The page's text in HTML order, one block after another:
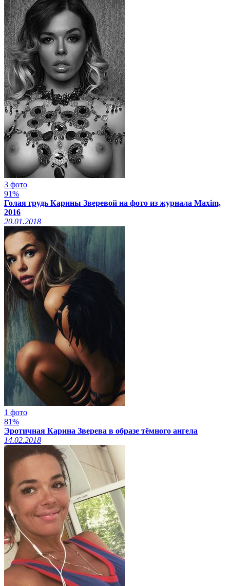
3 фото
91%
Голая грудь Карины Зверевой на фото из журнала Maxim,
2016
20.01.2018
1 фото
81%
Эротичная Карина Зверева в образе тёмного ангела
14.02.2018